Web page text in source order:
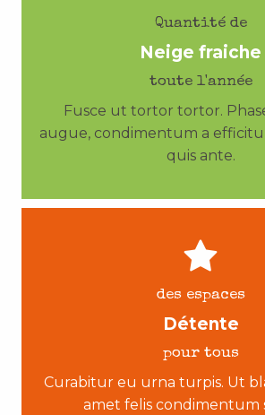
Quantité de
Neige fraiche
toute l'année
Fusce ut tortor tortor.
augue, condimentum a
quis ante.
des espaces
Détente
pour tous
Curabitur eu urna turpis. Ut
amet felis condimentum